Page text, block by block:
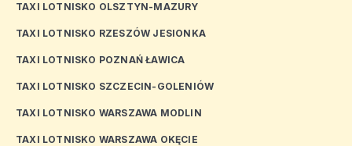
TAXI LOTNISKO OLSZTYN-MAZURY
TAXI LOTNISKO RZESZÓW JESIONKA
TAXI LOTNISKO POZNAŃ ŁAWICA
TAXI LOTNISKO SZCZECIN-GOLENIÓW
TAXI LOTNISKO WARSZAWA MODLIN
TAXI LOTNISKO WARSZAWA OKĘCIE